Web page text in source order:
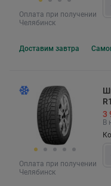
Оплата при получении
Челябинск
Доставим завтра
Оплата при получении
Челябинск
3
В